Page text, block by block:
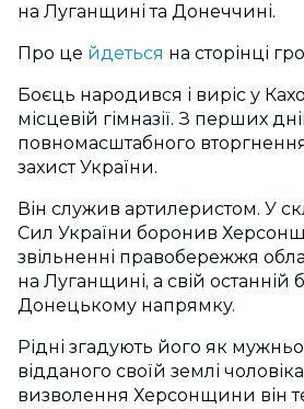
на Луганщині та Донеччині.
Про це йдеться на сторінці
Боєць народився і виріс у
місцевій гімназії. З перших
повномасштабного
захист України.
Він служив артилеристом. У
Сил України боронив
звільненні правобережжя
на Луганщині, а свій останній
Донецькому напрямку.
Рідні згадують його як
відданого своїй землі
визволення Херсонщини він